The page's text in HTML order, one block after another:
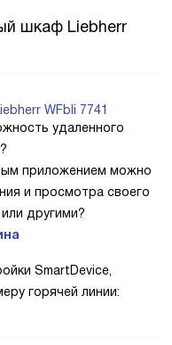
шкаф Liebherr
WFbli 7741
удаленного
приложением можно
и просмотра своего
другими?
SmartDevice,
горячей линии: